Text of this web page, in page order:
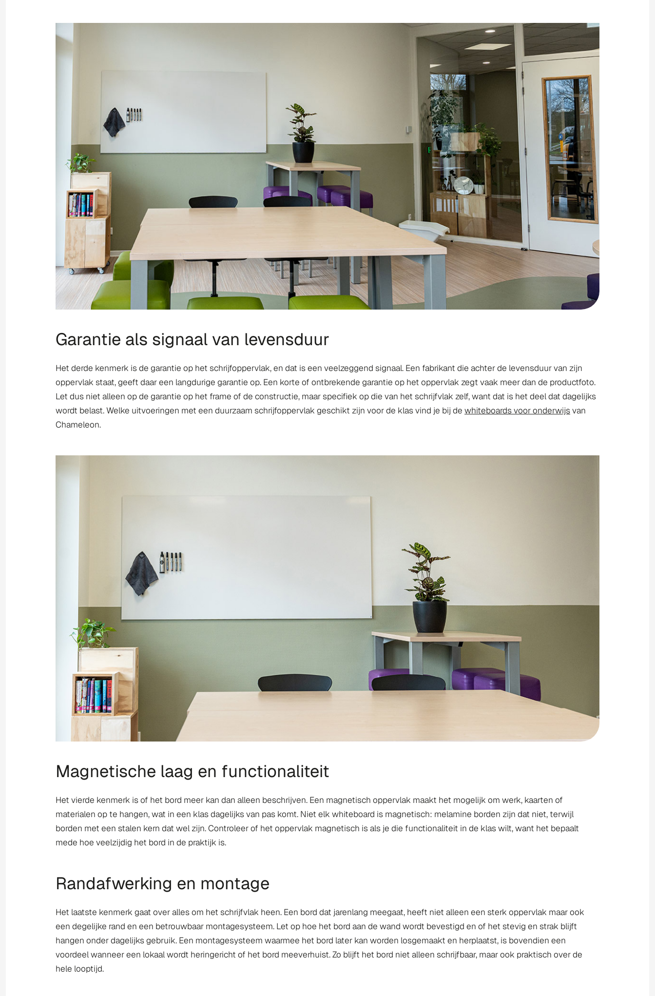
Garantie als signaal van levensduur
Het derde kenmerk is de garantie op het schrijfoppervlak, en dat is een veelzeggend signaal. Een fabrikant die achter de levensduur van zijn
oppervlak staat, geeft daar een langdurige garantie op. Een korte of ontbrekende garantie op het oppervlak zegt vaak meer dan de productfoto.
Let dus niet alleen op de garantie op het frame of de constructie, maar specifiek op die van het schrijfvlak zelf, want dat is het deel dat dagelijks
wordt belast. Welke uitvoeringen met een duurzaam schrijfoppervlak geschikt zijn voor de klas vind je bij de whiteboards voor onderwijsvan
Chameleon.
Magnetische laag en functionaliteit
Het vierde kenmerk is of het bord meer kan dan alleen beschrijven. Een magnetisch oppervlak maakt het mogelijk om werk, kaarten of
materialen op te hangen, wat in een klas dagelijks van pas komt. Niet elk whiteboard is magnetisch: melamine borden zijn dat niet, terwijl
borden met een stalen kern dat wel zijn. Controleer of het oppervlak magnetisch is als je die functionaliteit in de klas wilt, want het bepaalt
mede hoe veelzijdig het bord in de praktijk is.
Randafwerking en montage
Het laatste kenmerk gaat over alles om het schrijfvlak heen. Een bord dat jarenlang meegaat, heeft niet alleen een sterk oppervlak maar ook
een degelijke rand en een betrouwbaar montagesysteem. Let op hoe het bord aan de wand wordt bevestigd en of het stevig en strak blijft
hangen onder dagelijks gebruik. Een montagesysteem waarmee het bord later kan worden losgemaakt en herplaatst, is bovendien een
voordeel wanneer een lokaal wordt heringericht of het bord meeverhuist. Zo blijft het bord niet alleen schrijfbaar, maar ook praktisch over de
hele looptijd.